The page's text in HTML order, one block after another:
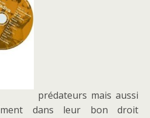
prédateurs mais aussi
dans leur bon droit